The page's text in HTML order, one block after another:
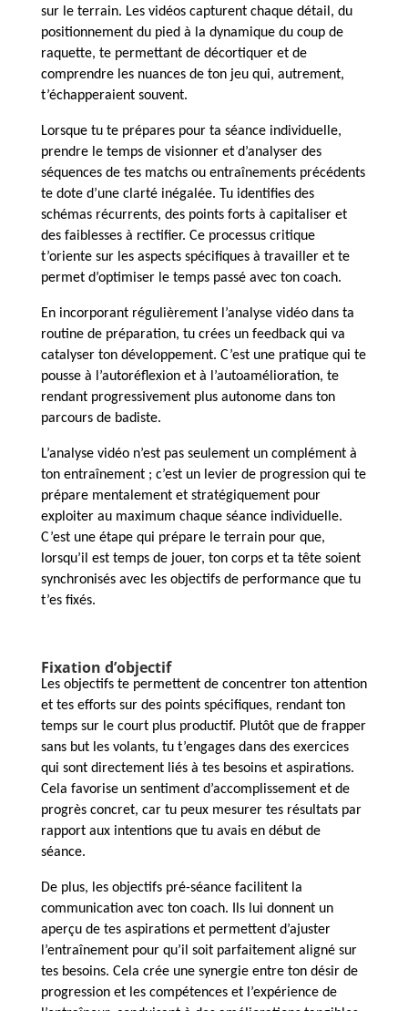
sur le terrain. Les vidéos capturent chaque détail, du
positionnement du pied à la dynamique du coup de
raquette, te permettant de décortiquer et de
comprendre les nuances de ton jeu qui, autrement,
t’échapperaient souvent.
Lorsque tu te prépares pour ta séance individuelle,
prendre le temps de visionner et d’analyser des
séquences de tes matchs ou entraînements précédents
te dote d’une clarté inégalée. Tu identifies des
schémas récurrents, des points forts à capitaliser et
des faiblesses à rectifier. Ce processus critique
t’oriente sur les aspects spécifiques à travailler et te
permet d’optimiser le temps passé avec ton coach.
En incorporant régulièrement l’analyse vidéo dans ta
routine de préparation, tu crées un feedback qui va
catalyser ton développement. C’est une pratique qui te
pousse à l’autoréflexion et à l’autoamélioration, te
rendant progressivement plus autonome dans ton
parcours de badiste.
L’analyse vidéo n’est pas seulement un complément à
ton entraînement ; c’est un levier de progression qui te
prépare mentalement et stratégiquement pour
exploiter au maximum chaque séance individuelle.
C’est une étape qui prépare le terrain pour que,
lorsqu’il est temps de jouer, ton corps et ta tête soient
synchronisés avec les objectifs de performance que tu
t’es fixés.
Fixation d’objectif
Les objectifs te permettent de concentrer ton attention
et tes efforts sur des points spécifiques, rendant ton
temps sur le court plus productif. Plutôt que de frapper
sans but les volants, tu t’engages dans des exercices
qui sont directement liés à tes besoins et aspirations.
Cela favorise un sentiment d’accomplissement et de
progrès concret, car tu peux mesurer tes résultats par
rapport aux intentions que tu avais en début de
séance.
De plus, les objectifs pré-séance facilitent la
communication avec ton coach. Ils lui donnent un
aperçu de tes aspirations et permettent d’ajuster
l’entraînement pour qu’il soit parfaitement aligné sur
tes besoins. Cela crée une synergie entre ton désir de
progression et les compétences et l’expérience de